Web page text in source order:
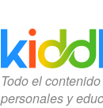
Todo el
personales y